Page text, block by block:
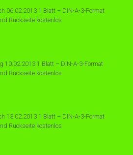
06.02.2013 1 Blatt – DIN-A-3-Format
Rückseite kostenlos
10.02.2013 1 Blatt – DIN-A-3-Format
Rückseite kostenlos
13.02.2013 1 Blatt – DIN-A-3-Format
Rückseite kostenlos